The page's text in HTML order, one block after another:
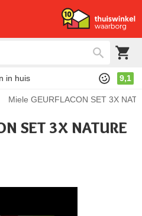
in huis 9,1
Miele GEURFLACON SET 3X
SET 3X NATURE